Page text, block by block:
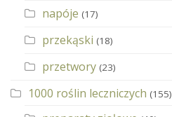
napóje (17)
przekąski (18)
przetwory (23)
1000 roślin leczniczych (155)